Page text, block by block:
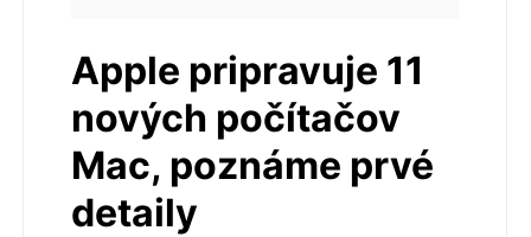
Apple pripravuje 11
nových počítačov
Mac, poznáme prvé
detaily